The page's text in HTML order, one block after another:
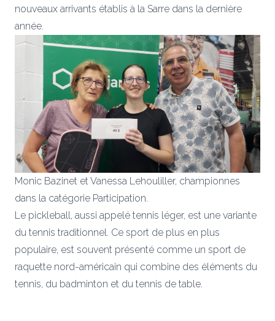
nouveaux arrivants établis à la Sarre dans la dernière
année.
Monic Bazinet et Vanessa Lehouliller, championnes
dans la catégorie Participation.
Le pickleball, aussi appelé tennis léger, est une variante
du tennis traditionnel. Ce sport de plus en plus
populaire, est souvent présenté comme un sport de
raquette nord-américain qui combine des éléments du
tennis, du badminton et du tennis de table.